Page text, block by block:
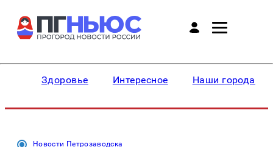
Здоровье Интересное Наши города
Новости Петрозаводска